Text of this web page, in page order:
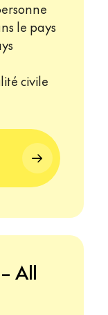
le pays
civile
All